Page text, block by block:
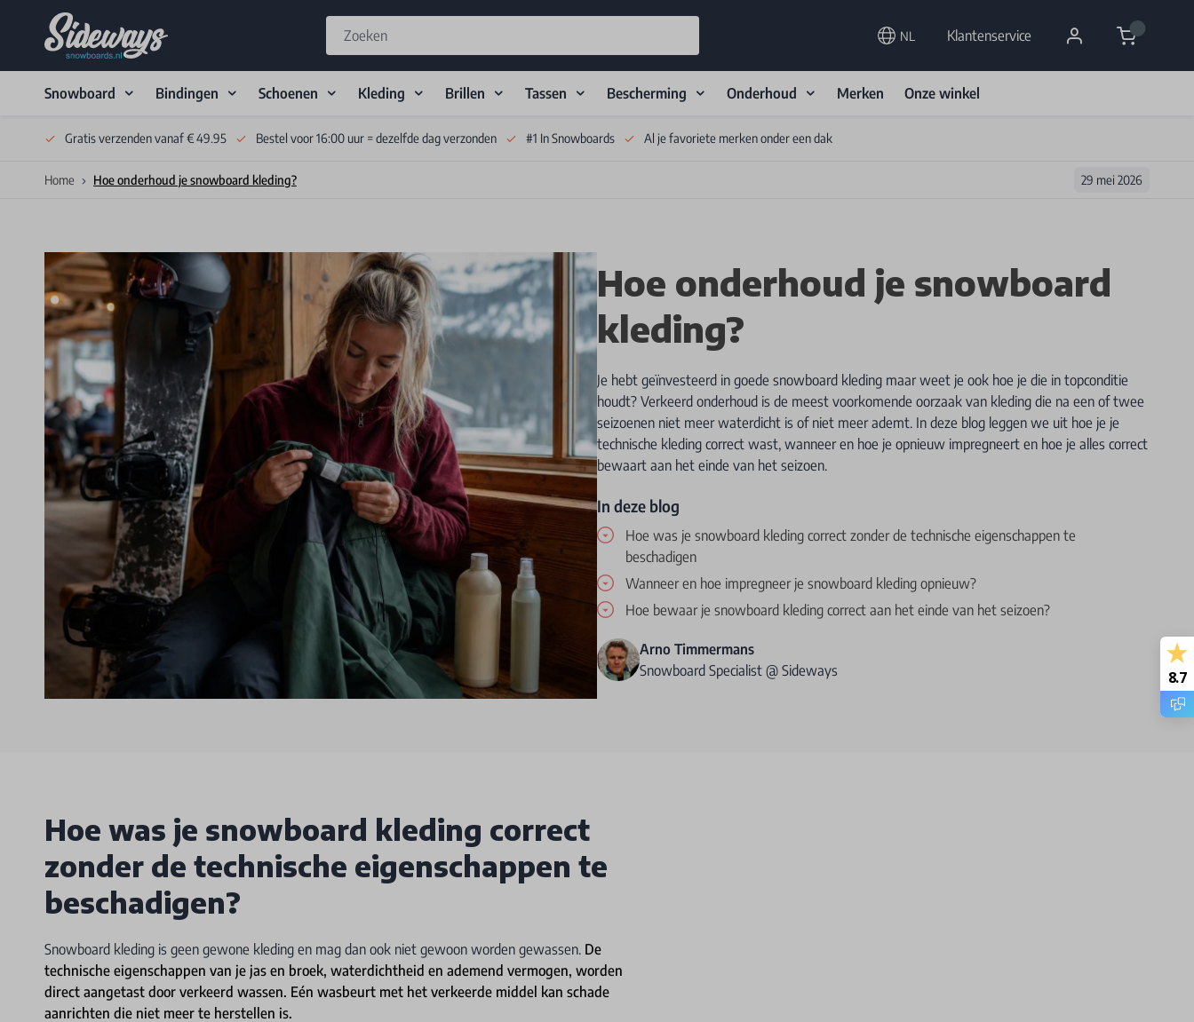
NL Klantenservice Cart
Snowboard Bindingen Schoenen Kleding Brillen Tassen Bescherming Onderhoud Merken Onze winkel
Gratis verzenden vanaf € 49.95 Bestel voor 16:00 uur = dezelfde dag verzonden #1 In Snowboards Al je favoriete merken onder een dak
Home Hoe onderhoud je snowboard kleding? 29 mei 2026
Hoe onderhoud je snowboard
kleding?
Je hebt geïnvesteerd in goede snowboard kleding maar weet je ook hoe je die in topconditie
houdt? Verkeerd onderhoud is de meest voorkomende oorzaak van kleding die na een of twee
seizoenen niet meer waterdicht is of niet meer ademt. In deze blog leggen we uit hoe je je
technische kleding correct wast, wanneer en hoe je opnieuw impregneert en hoe je alles correct
bewaart aan het einde van het seizoen.
In deze blog
Hoe was je snowboard kleding correct zonder de technische eigenschappen te
beschadigen
Wanneer en hoe impregneer je snowboard kleding opnieuw?
Hoe bewaar je snowboard kleding correct aan het einde van het seizoen?
Arno Timmermans
Snowboard Specialist @ Sideways
Hoe was je snowboard kleding correct
zonder de technische eigenschappen te
beschadigen?
Snowboard kleding is geen gewone kleding en mag dan ook niet gewoon worden gewassen. De
technische eigenschappen van je jas en broek, waterdichtheid en ademend vermogen, worden
direct aangetast door verkeerd wassen. Eén wasbeurt met het verkeerde middel kan schade
aanrichten die niet meer te herstellen is.
8.7